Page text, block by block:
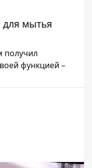
для мытья
получил
функцией –